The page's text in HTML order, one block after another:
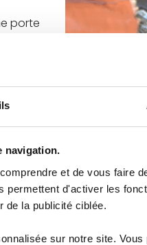
navigation.
et de vous faire
d'activer les
de la publicité ciblée.
sur notre site.
porte
lors
goupilles passives, qui
de la partie
un tournevis plat.
ressorts qui
entre le côté intérieur